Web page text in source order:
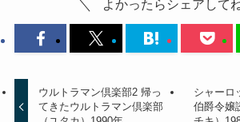
よかったらシェアして
ウルトラマン倶楽部2 帰っ
てきたウルトラマン倶楽部
シャーロ
伯爵令嬢